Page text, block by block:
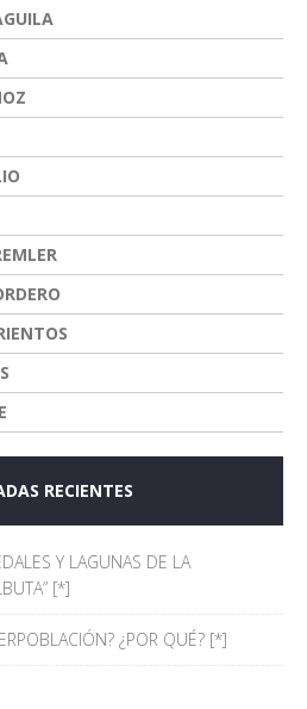
RECIENTES
Y LAGUNAS DE LA
[*]
¿POR QUÉ? [*]